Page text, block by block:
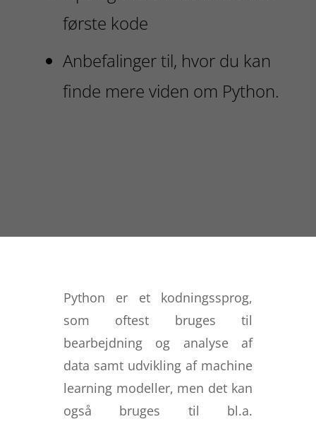
første kode
Anbefalinger til, hvor du kan
finde mere viden om Python.
Python er et kodningssprog,
som oftest bruges til
bearbejdning og analyse af
data samt udvikling af machine
learning modeller, men det kan
også bruges til bl.a.